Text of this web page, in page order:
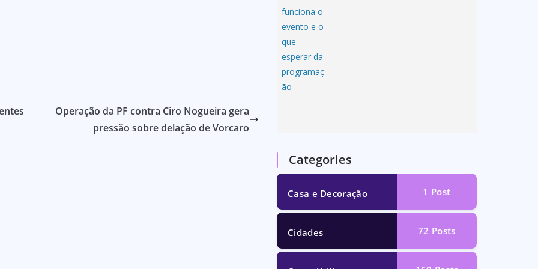
Operação da PF contra Ciro Nogueira gera
pressão sobre delação de Vorcaro
Categories
Casa e Decoração 1 Post
Cidades 72 Posts